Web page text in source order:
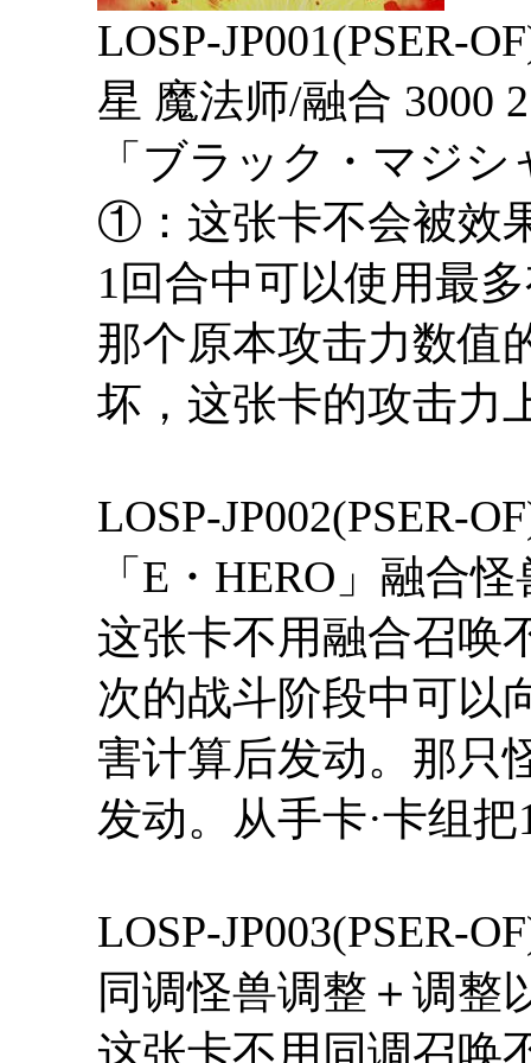
LOSP-JP001(PSER-
星 魔法师/融合 3000
「ブラック・マジ
①：这张卡不会被效
1回合中可以使用最
那个原本攻击力数值
坏，这张卡的攻击力
LOSP-JP002(PSER-
「E・HERO」融合
这张卡不用融合召唤
次的战斗阶段中可以
害计算后发动。那只
发动。从手卡·卡组
LOSP-JP003(PSER-
同调怪兽调整＋调整
这张卡不用同调召唤